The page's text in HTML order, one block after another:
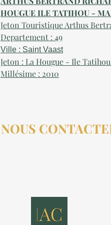
HOUGUE ILE TATIHOU -
Jeton Touristique Arthus
Departement : 49
Ville : Saint Vaast
Jeton : La Hougue - Ile
Millésime : 2010
NOUS